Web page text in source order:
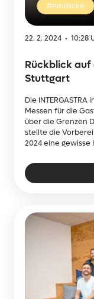
#einblicke
22. 2. 2024 • 10:28
Rückblick auf
Stuttgart
Die
Messen für die
über die Grenzen
stellte die
2024 eine gewisse